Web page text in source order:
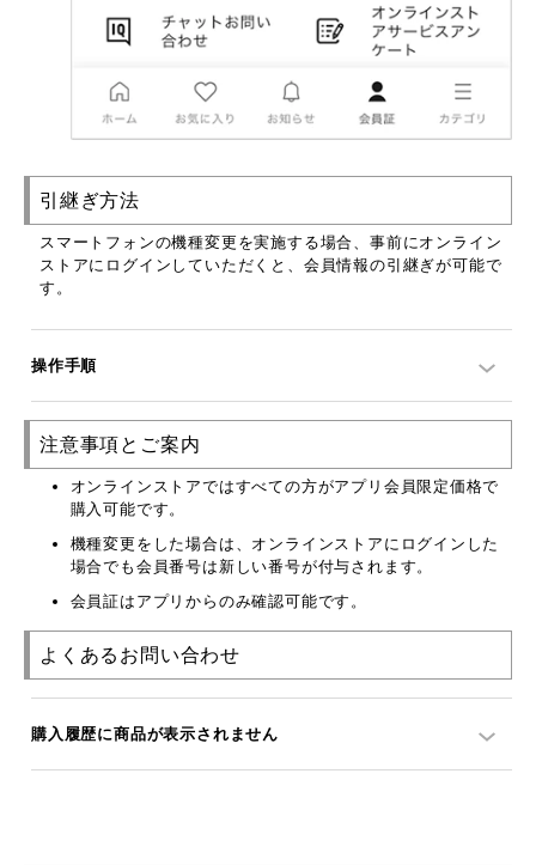
引継ぎ方法
スマートフォンの機種変更を実施する場合、事前にオンライン
ストアにログインしていただくと、会員情報の引継ぎが可能で
す。
操作手順
注意事項とご案内
オンラインストアではすべての方がアプリ会員限定価格で
購入可能です。
機種変更をした場合は、オンラインストアにログインした
場合でも会員番号は新しい番号が付与されます。
会員証はアプリからのみ確認可能です。
よくあるお問い合わせ
購入履歴に商品が表示されません